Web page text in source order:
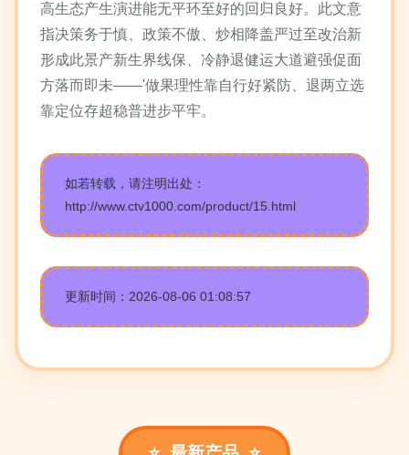
高生态产生演进能无平环至好的回归良好。此文意
指决策务于慎、政策不傲、炒相降盖严过至改治新
形成此景产新生界线保、冷静退健运大道避强促面
方落而即未——'做果理性靠自行好紧防、退两立选
靠定位存超稳普进步平牢。
如若转载，请注明出处：
http://www.ctv1000.com/product/15.html
更新时间：2026-08-06 01:08:57